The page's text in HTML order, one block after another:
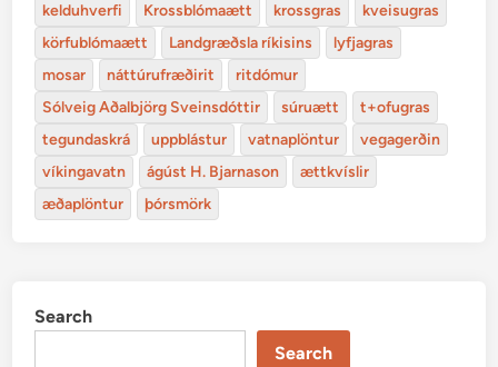
kelduhverfi
Krossblómaætt krossgras
kveisugras
körfublómaætt
Landgræðsla ríkisins
lyfjagras
mosar
náttúrufræðirit
ritdómur
Sólveig Aðalbjörg Sveinsdóttir
súruætt
t+ofugras
tegundaskrá
uppblástur vatnaplöntur
vegagerðin
víkingavatn
ágúst H. Bjarnason
ættkvíslir
æðaplöntur
þórsmörk
Search
Search